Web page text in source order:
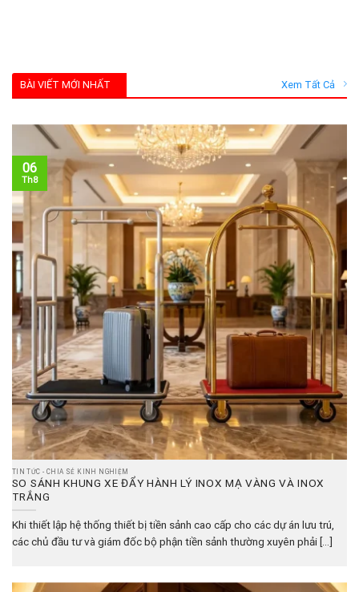
BÀI VIẾT MỚI NHẤT Xem Tất Cả
TIN TỨC - CHIA SẺ KINH NGHIỆM
SO SÁNH KHUNG XE ĐẨY HÀNH LÝ INOX MẠ VÀNG VÀ INOX
TRẮNG
Khi thiết lập hệ thống thiết bị tiền sảnh cao cấp cho các dự án lưu trú,
các chủ đầu tư và giám đốc bộ phận tiền sảnh thường xuyên phải [...]
06
Th8